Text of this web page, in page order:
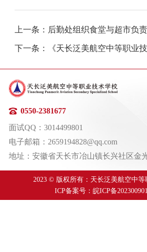
0550-2381677
面试QQ：3014499801
电子邮箱：2659194828@qq.com
地址：安徽省天长市冶山镇长兴社区金
2023 © 版权所有：天长泛美航空中等
ICP备案号： 皖ICP备